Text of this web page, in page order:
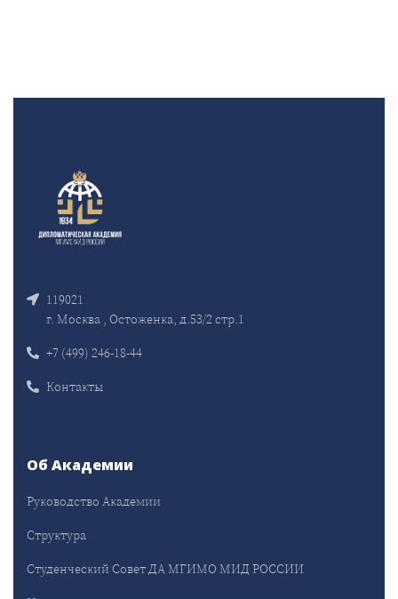
119021
г. Москва , Остоженка, д.53/2 стр.1
+7 (499) 246-18-44
Контакты
Об Академии
Руководство Академии
Структура
Студенческий Совет ДА МГИМО МИД РОССИИ